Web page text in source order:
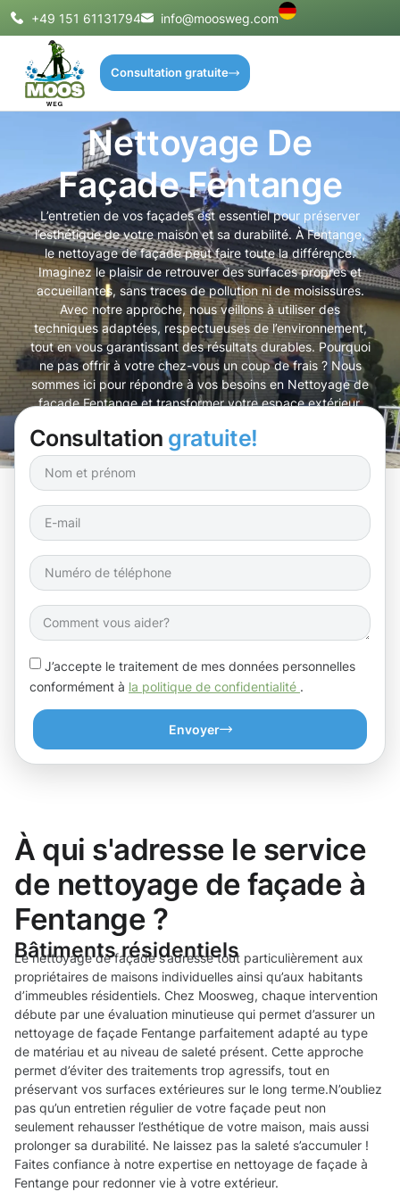
+49 151 61131794 info@moosweg.com
Consultation gratuite
Nettoyage De
Façade Fentange
L’entretien de vos façades est essentiel pour préserver
l’esthétique de votre maison et sa durabilité. À Fentange,
le nettoyage de façade peut faire toute la différence.
Imaginez le plaisir de retrouver des surfaces propres et
accueillantes, sans traces de pollution ni de moisissures.
Avec notre approche, nous veillons à utiliser des
techniques adaptées, respectueuses de l’environnement,
tout en vous garantissant des résultats durables. Pourquoi
ne pas offrir à votre chez-vous un coup de frais ? Nous
sommes ici pour répondre à vos besoins en Nettoyage de
façade Fentange et transformer votre espace extérieur.
Consultation gratuite!
J’accepte le traitement de mes données personnelles
conformément à la politique de confidentialité
Envoyer
À qui s'adresse le service
de nettoyage de façade à
Fentange ?
Bâtiments résidentiels
Le nettoyage de façade s’adresse tout particulièrement aux
propriétaires de maisons individuelles ainsi qu’aux habitants
d’immeubles résidentiels. Chez Moosweg, chaque intervention
débute par une évaluation minutieuse qui permet d’assurer un
nettoyage de façade Fentange parfaitement adapté au type
de matériau et au niveau de saleté présent. Cette approche
permet d’éviter des traitements trop agressifs, tout en
préservant vos surfaces extérieures sur le long terme.N’oubliez
pas qu’un entretien régulier de votre façade peut non
seulement rehausser l’esthétique de votre maison, mais aussi
prolonger sa durabilité. Ne laissez pas la saleté s’accumuler !
Faites confiance à notre expertise en nettoyage de façade à
Fentange pour redonner vie à votre extérieur.